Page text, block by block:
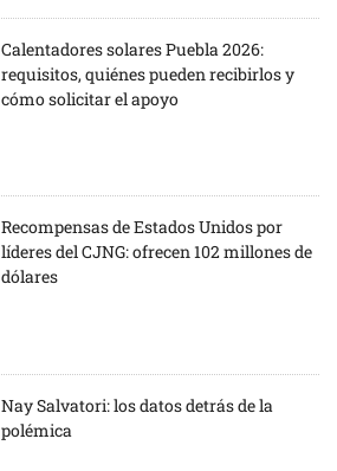
Calentadores solares Puebla 2026:
requisitos, quiénes pueden recibirlos y
cómo solicitar el apoyo
Recompensas de Estados Unidos por
líderes del CJNG: ofrecen 102 millones de
dólares
Nay Salvatori: los datos detrás de la
polémica